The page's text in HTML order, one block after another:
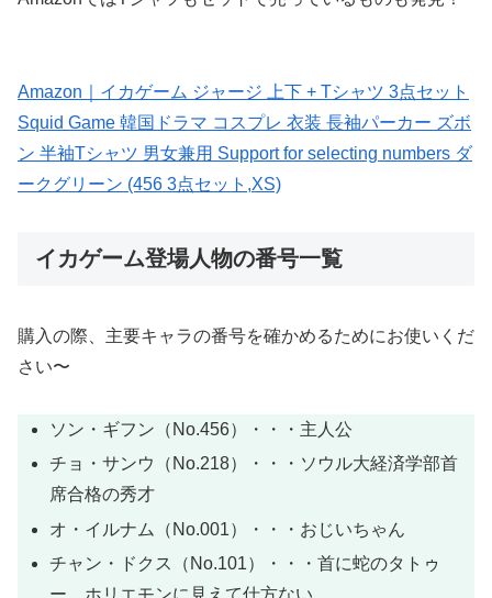
Amazon｜イカゲーム ジャージ 上下 + Tシャツ 3点セット
Squid Game 韓国ドラマ コスプレ 衣装 長袖パーカー ズボ
ン 半袖Tシャツ 男女兼用 Support for selecting numbers ダ
ークグリーン (456 3点セット,XS)
イカゲーム登場人物の番号一覧
購入の際、主要キャラの番号を確かめるためにお使いくだ
さい〜
ソン・ギフン（No.456）・・・主人公
チョ・サンウ（No.218）・・・ソウル大経済学部首
席合格の秀才
オ・イルナム（No.001）・・・おじいちゃん
チャン・ドクス（No.101）・・・首に蛇のタトゥ
ー、ホリエモンに見えて仕方ない